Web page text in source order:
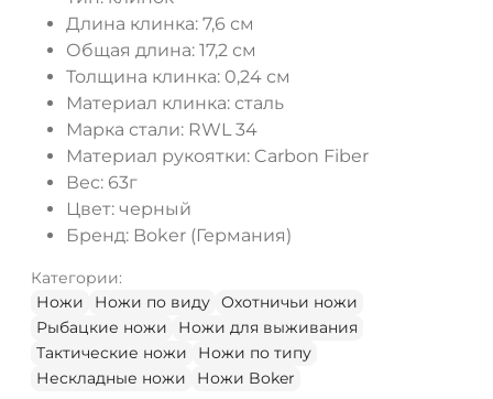
Длина клинка: 7,6 см
Общая длина: 17,2 см
Толщина клинка: 0,24 см
Материал клинка: сталь
Марка стали: RWL 34
Материал рукоятки: Carbon Fiber
Вес: 63г
Цвет: черный
Бренд: Boker (Германия)
Категории:
Ножи
Ножи по виду Охотничьи ножи
Рыбацкие ножи
Ножи для выживания
Тактические ножи
Ножи по типу
Нескладные ножи
Ножи Boker